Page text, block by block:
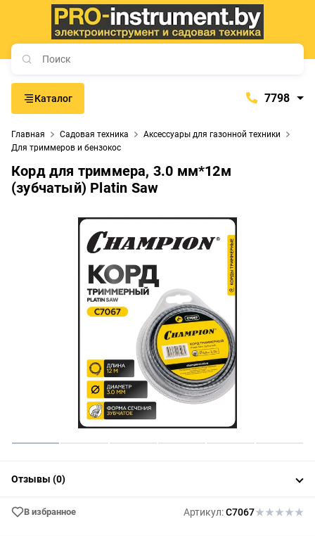
Каталог 7798
+375 (29) 765-57-74
Будние дни:с 9:00 до 21:00
Главная Садовая техника
Аксессуары для газонной техники
Для триммеров и бензокос
Корд для триммера, 3.0 мм*12м
(зубчатый) Platin Saw
Отзывы (0)
В избранное Артикул:C7067